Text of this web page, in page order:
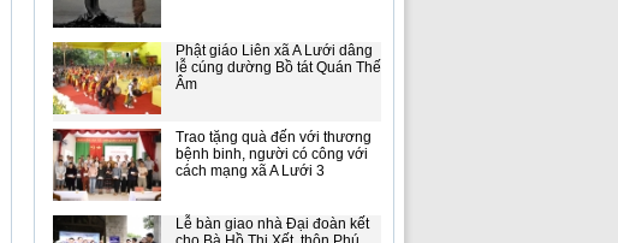
Phật giáo Liên xã A Lưới dâng
lễ cúng dường Bồ tát Quán Thế
Âm
Trao tặng quà đến với thương
bệnh binh, người có công với
cách mạng xã A Lưới 3
Lễ bàn giao nhà Đại đoàn kết